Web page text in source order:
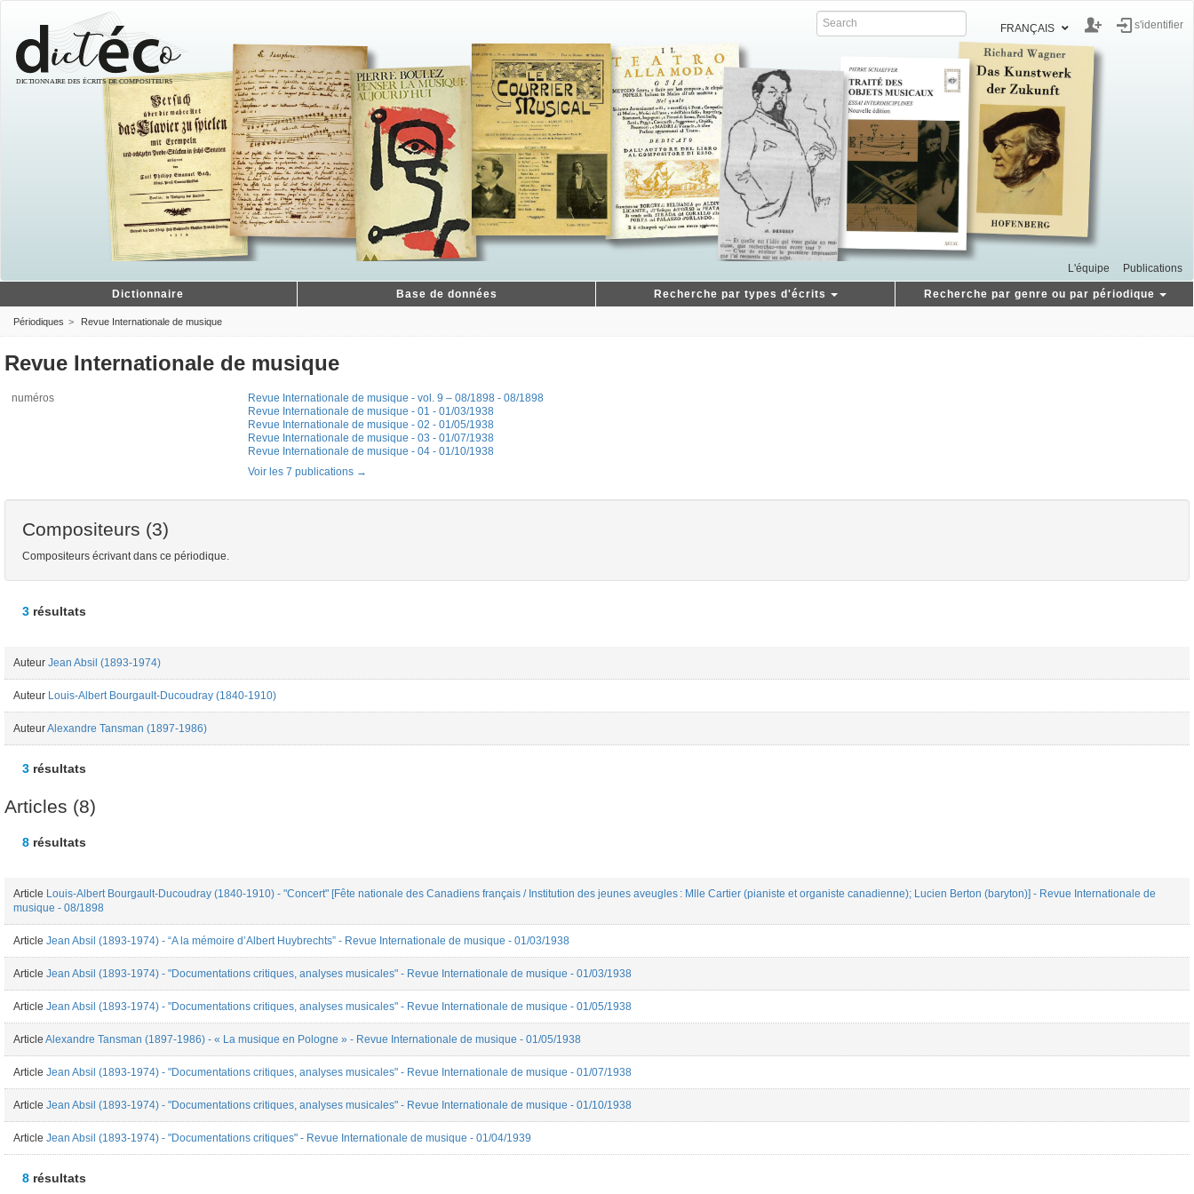
FRANÇAIS s'identifier
L'équipe Publications
Dictionnaire Base de données Recherche par types d'écrits Recherche par genre ou par périodique
Périodiques Revue Internationale de musique
Revue Internationale de musique
numéros
Revue Internationale de musique - vol. 9 – 08/1898 - 08/1898
Revue Internationale de musique - 01 - 01/03/1938
Revue Internationale de musique - 02 - 01/05/1938
Revue Internationale de musique - 03 - 01/07/1938
Revue Internationale de musique - 04 - 01/10/1938
Voir les 7 publications
Compositeurs (3)
Compositeurs écrivant dans ce périodique.
3 résultats
Auteur Jean Absil (1893-1974)
Auteur Louis-Albert Bourgault-Ducoudray (1840-1910)
AuteurAlexandre Tansman (1897-1986)
3 résultats
Articles (8)
8 résultats
Article Louis-Albert Bourgault-Ducoudray (1840-1910) - "Concert" [Fête nationale des Canadiens français / Institution des jeunes aveugles : Mlle Cartier (pianiste et organiste canadienne); Lucien Berton (baryton)] - Revue Internationale de
musique - 08/1898
Article Jean Absil (1893-1974) - “A la mémoire d’Albert Huybrechts” - Revue Internationale de musique - 01/03/1938
Article Jean Absil (1893-1974) - "Documentations critiques, analyses musicales" - Revue Internationale de musique - 01/03/1938
Article Jean Absil (1893-1974) - "Documentations critiques, analyses musicales" - Revue Internationale de musique - 01/05/1938
Article Alexandre Tansman (1897-1986) - « La musique en Pologne » - Revue Internationale de musique - 01/05/1938
Article Jean Absil (1893-1974) - "Documentations critiques, analyses musicales" - Revue Internationale de musique - 01/07/1938
Article Jean Absil (1893-1974) - "Documentations critiques, analyses musicales" - Revue Internationale de musique - 01/10/1938
Article Jean Absil (1893-1974) - "Documentations critiques" - Revue Internationale de musique - 01/04/1939
8 résultats